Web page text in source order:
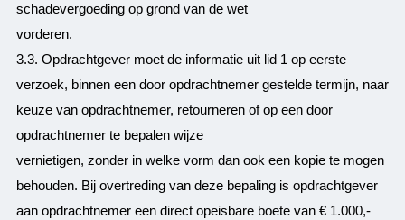
schadevergoeding op grond van de wet
vorderen.
3.3. Opdrachtgever moet de informatie uit lid 1 op eerste
verzoek, binnen een door opdrachtnemer gestelde termijn, naar
keuze van opdrachtnemer, retourneren of op een door
opdrachtnemer te bepalen wijze
vernietigen, zonder in welke vorm dan ook een kopie te mogen
behouden. Bij overtreding van deze bepaling is opdrachtgever
aan opdrachtnemer een direct opeisbare boete van € 1.000,-